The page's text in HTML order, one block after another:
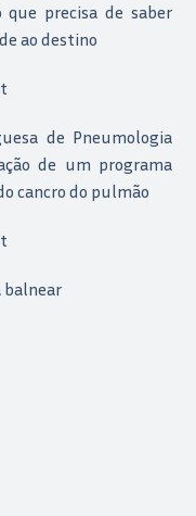
que precisa de saber
ao destino
de Pneumologia
de um programa
cancro do pulmão
balnear